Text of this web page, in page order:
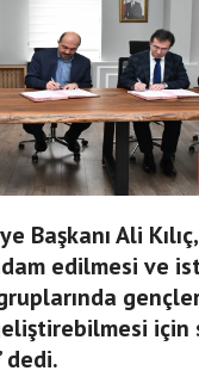
Başkanı Ali
edilmesi ve
için
dedi.